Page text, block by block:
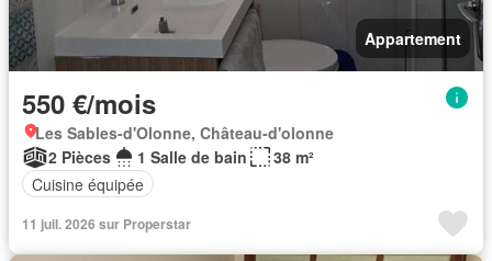
Appartement
550 €/mois
Les Sables-d'Olonne, Château-d'olonne
2 Pièces
1 Salle de bain
38 m²
Cuisine équipée
11 juil. 2026 sur Properstar